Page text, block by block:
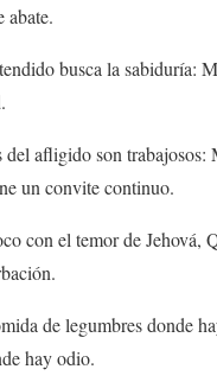
abate.
busca la sabiduría:
del afligido son trabajosos:
un convite continuo.
con el temor de Jehová,
de legumbres donde
hay odio.